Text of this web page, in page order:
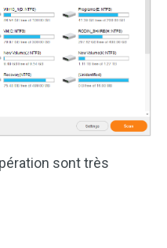
sont très